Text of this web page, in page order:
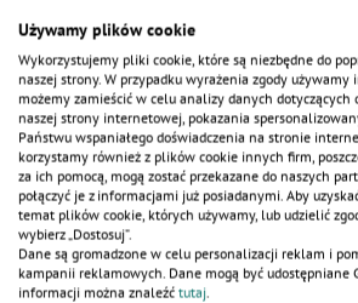
Po zakończeniu wszystkich tych
budowlana może rozpocząć
wymarzonego domu.
Ogrodzenie działki
Używamy plików cookie
Wykorzystujemy pliki cookie, które są niezbędne do
naszej strony. W przypadku wyrażenia zgody
możemy zamieścić w celu analizy danych dotyczących
naszej strony internetowej, pokazania
Państwu wspaniałego doświadczenia na stronie
korzystamy również z plików cookie innych firm,
za ich pomocą, mogą zostać przekazane do naszych
połączyć je z informacjami już posiadanymi. Aby
temat plików cookie, których używamy, lub udzielić
wybierz „Dostosuj”.
Dane są gromadzone w celu personalizacji reklam i
kampanii reklamowych. Dane mogą być udostępniane
informacji można znaleźć tutaj.